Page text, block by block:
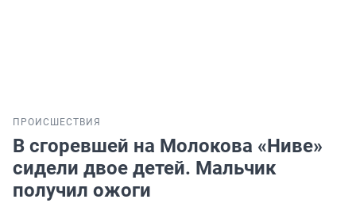
ПРОИСШЕСТВИЯ
В сгоревшей на Молокова «Ниве»
сидели двое детей. Мальчик
получил ожоги